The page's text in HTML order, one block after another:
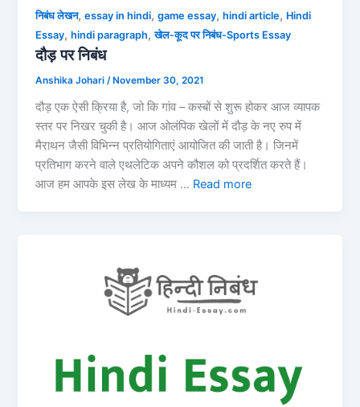
निबंध लेखन,essay in hindi,game essay,hindi article, Hindi
Essay,hindi paragraph,खेल-कूद पर निबंध-Sports Essay
दौड़ पर निबंध
Anshika Johari/ November 30, 2021
दौड़ एक ऐसी क्रिया है, जो कि गांव – कस्बों से शुरू होकर आज व्यापक
स्तर पर निखर चुकी है। आज ओलंपिक खेलों में दौड़ के नए रुप में
मैराथन जैसी विभिन्न प्रतियोगिताएं आयोजित की जाती है। जिनमें
प्रतिभाग करने वाले एथलेटिक अपने कौशल को प्रदर्शित करते हैं।
आज हम आपके इस लेख के माध्यम … Read more